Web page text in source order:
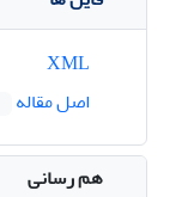
اصل مقاله
هم رسانی